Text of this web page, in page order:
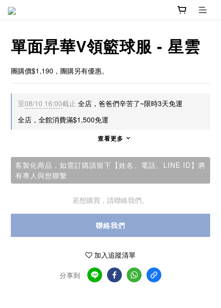
單面昇華V領籃球服 - 星雲
團購價$1,190，團購另有優惠。
至08/10 16:00截止 全店，爸爸們辛苦了~限時3天免運
全店，全館消費滿$1,500免運
查看更多
客製化商品，如需訂購請留下【姓名、電話、LINE ID】將
有專人與您聯繫
若想購買，請聯絡我們。
聯絡我們
加入追蹤清單
分享到